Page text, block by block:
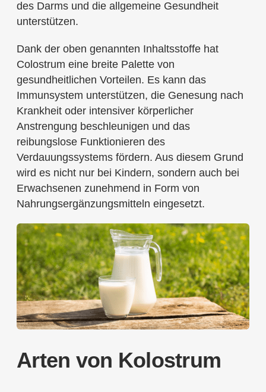
des Darms und die allgemeine Gesundheit
unterstützen.
Dank der oben genannten Inhaltsstoffe hat
Colostrum eine breite Palette von
gesundheitlichen Vorteilen. Es kann das
Immunsystem unterstützen, die Genesung nach
Krankheit oder intensiver körperlicher
Anstrengung beschleunigen und das
reibungslose Funktionieren des
Verdauungssystems fördern. Aus diesem Grund
wird es nicht nur bei Kindern, sondern auch bei
Erwachsenen zunehmend in Form von
Nahrungsergänzungsmitteln eingesetzt.
Arten von Kolostrum